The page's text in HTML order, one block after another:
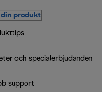
din produkt
och specialerbjudanden
support